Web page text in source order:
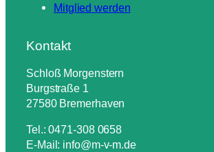
Mitglied werden
Kontakt
Schloß Morgenstern
Burgstraße 1
27580 Bremerhaven
Tel.: 0471-308 0658
E-Mail: info@m-v-m.de